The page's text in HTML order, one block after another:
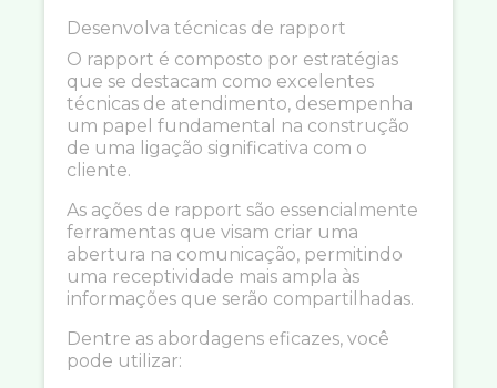
Desenvolva técnicas de rapport
O rapport é composto por estratégias
que se destacam como excelentes
técnicas de atendimento, desempenha
um papel fundamental na construção
de uma ligação significativa com o
cliente.
As ações de rapport são essencialmente
ferramentas que visam criar uma
abertura na comunicação, permitindo
uma receptividade mais ampla às
informações que serão compartilhadas.
Dentre as abordagens eficazes, você
pode utilizar: